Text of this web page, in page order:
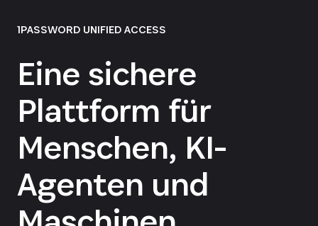
1PASSWORD UNIFIED ACCESS
Eine sichere
Plattform für
Menschen, KI-
Agenten und